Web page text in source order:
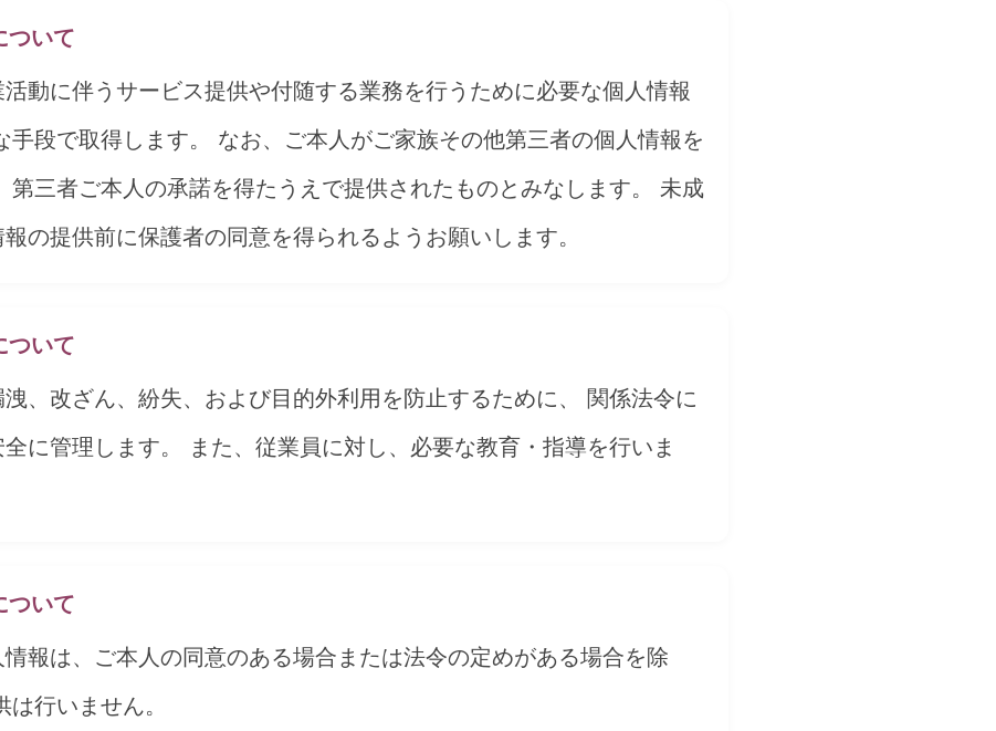
ついて
動に伴うサービス提供や付随する業務を行うために必要な個人情報
手段で取得します。 なお、ご本人がご家族その他第三者の個人情報を
第三者ご本人の承諾を得たうえで提供されたものとみなします。 未成
の提供前に保護者の同意を得られるようお願いします。
ついて
、改ざん、紛失、および目的外利用を防止するために、 関係法令に
に管理します。 また、従業員に対し、必要な教育・指導を行いま
ついて
報は、ご本人の同意のある場合または法令の定めがある場合を除
行いません。